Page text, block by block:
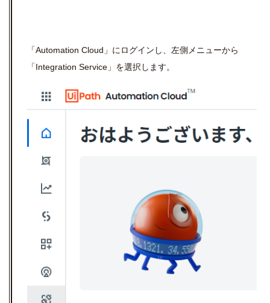
「Automation Cloud 」にログインし、左側メニューから
「Integration Service 」を選択します。